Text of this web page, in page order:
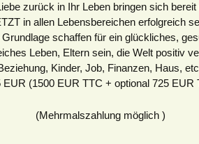
zurück in Ihr Leben bringen sich
in allen Lebensbereichen erfolgreich
schaffen für ein glückliches,
Leben, Eltern sein, die Welt positiv
Kinder, Job, Finanzen, Haus,
EUR (1500 EUR TTC + optional 725 EUR
(Mehrmalszahlung möglich )